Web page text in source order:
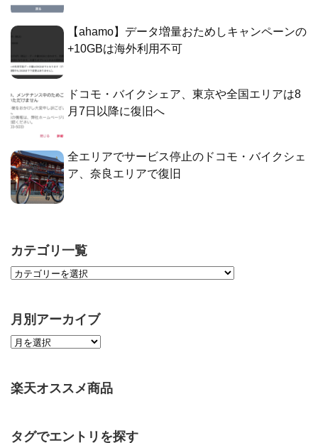
【ahamo】データ増量おためしキャンペーンの
+10GBは海外利用不可
ドコモ・バイクシェア、東京や全国エリアは8
月7日以降に復旧へ
全エリアでサービス停止のドコモ・バイクシェ
ア、奈良エリアで復旧
カテゴリ一覧
月別アーカイブ
楽天オススメ商品
タグでエントリを探す